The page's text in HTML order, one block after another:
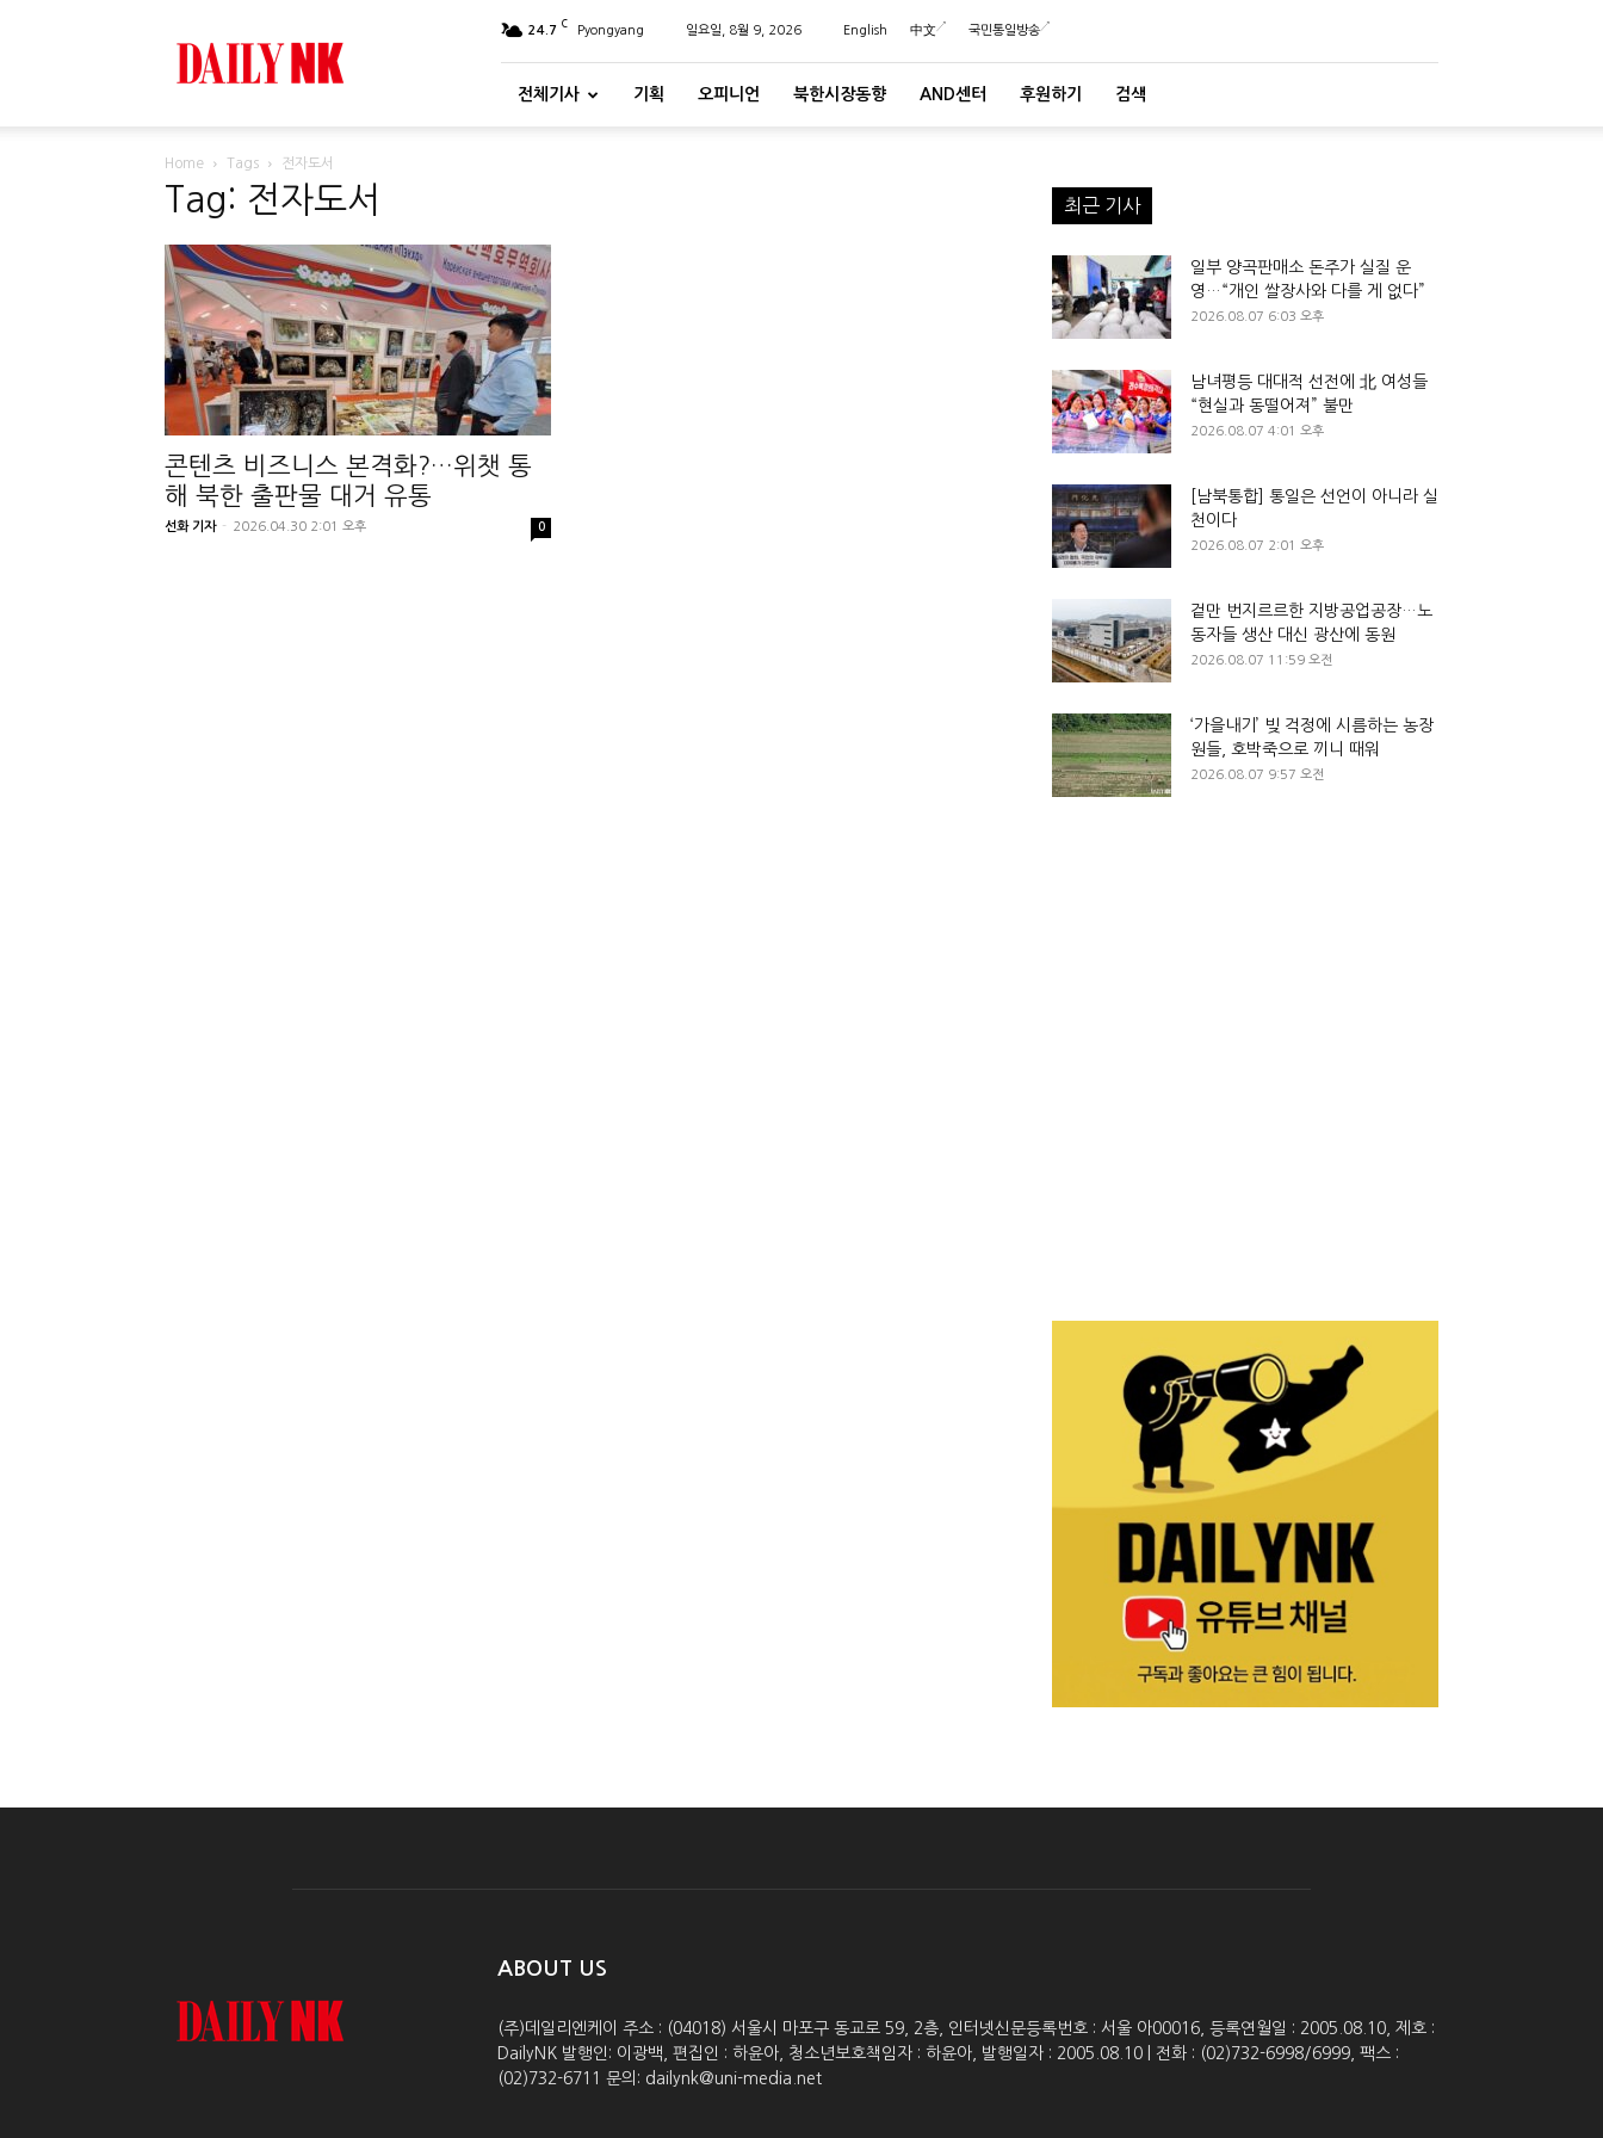
24.7 C Pyongyang 일요일, 8월 9, 2026 English 中文 국민통일방송
전체기사 기획 오피니언 북한시장동향 AND센터 후원하기 검색
Home Tags 전자도서
Tag: 전자도서
콘텐츠 비즈니스 본격화?…위챗 통
해 북한 출판물 대거 유통
선화 기자 - 2026.04.30 2:01 오후 0
최근 기사
일부 양곡판매소 돈주가 실질 운
영…“개인 쌀장사와 다를 게 없다”
2026.08.07 6:03 오후
남녀평등 대대적 선전에 北 여성들
“현실과 동떨어져” 불만
2026.08.07 4:01 오후
[남북통합] 통일은 선언이 아니라 실
천이다
2026.08.07 2:01 오후
겉만 번지르르한 지방공업공장…노
동자들 생산 대신 광산에 동원
2026.08.07 11:59 오전
‘가을내기’ 빚 걱정에 시름하는 농장
원들, 호박죽으로 끼니 때워
2026.08.07 9:57 오전
ABOUT US
(주)데일리엔케이 주소 : (04018) 서울시 마포구 동교로 59, 2층, 인터넷신문등록번호 : 서울 아00016, 등록연월일 : 2005.08.10, 제호 :
DailyNK 발행인: 이광백, 편집인 : 하윤아, 청소년보호책임자 : 하윤아, 발행일자 : 2005.08.10 | 전화 : (02)732-6998/6999, 팩스 :
(02)732-6711 문의: dailynk@uni-media.net